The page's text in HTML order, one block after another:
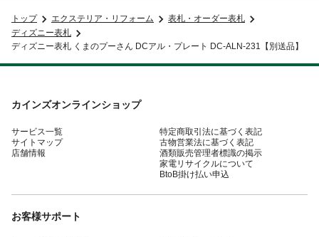
トップ エクステリア・リフォーム
表札・オーダー表札
ディズニー表札
ディズニー表札 くまのプーさん DCアル・プレート DC-ALN-231【別送品】
カインズオンラインショップ
サービス一覧
サイトマップ
店舗情報
特定商取引法に基づく表記
古物営業法に基づく表記
酒類販売管理者標識の掲示
家電リサイクルについて
BtoB掛け払い申込
お客様サポート